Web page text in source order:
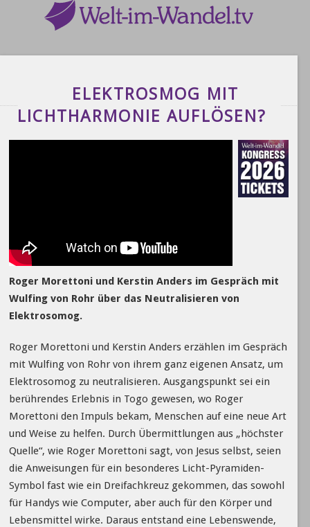
ELEKTROSMOG MIT
LICHTHARMONIE AUFLÖSEN?
Roger Morettoni und Kerstin Anders im Gespräch mit
Wulfing von Rohr über das Neutralisieren von
Elektrosomog.
Roger Morettoni und Kerstin Anders erzählen im Gespräch
mit Wulfing von Rohr von ihrem ganz eigenen Ansatz, um
Elektrosomog zu neutralisieren. Ausgangspunkt sei ein
berührendes Erlebnis in Togo gewesen, wo Roger
Morettoni den Impuls bekam, Menschen auf eine neue Art
und Weise zu helfen. Durch Übermittlungen aus „höchster
Quelle“, wie Roger Morettoni sagt, von Jesus selbst, seien
die Anweisungen für ein besonderes Licht-Pyramiden-
Symbol fast wie ein Dreifachkreuz gekommen, das sowohl
für Handys wie Computer, aber auch für den Körper und
Lebensmittel wirke. Daraus entstand eine Lebenswende,